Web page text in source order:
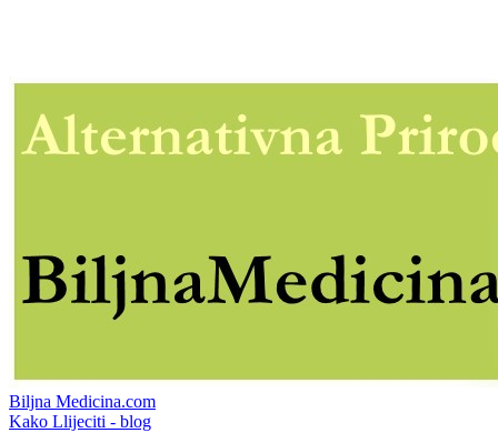
Biljna Medicina.com
Kako Llijeciti - blog